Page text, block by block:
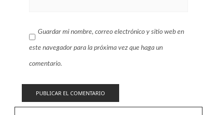
Guardar mi nombre, correo electrónico y sitio web en
este navegador para la próxima vez que haga un
comentario.